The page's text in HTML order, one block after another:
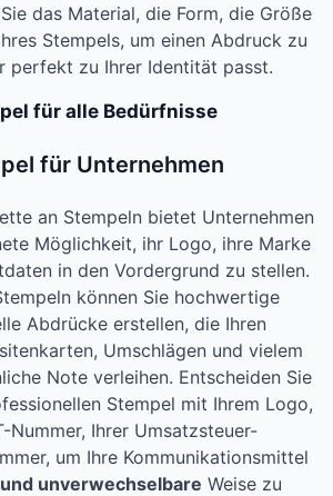
das Material, die Form, die Größe
Stempels, um einen Abdruck zu
perfekt zu Ihrer Identität passt.
für alle Bedürfnisse
für Unternehmen
an Stempeln bietet Unternehmen
Möglichkeit, ihr Logo, ihre Marke
in den Vordergrund zu stellen.
können Sie hochwertige
Abdrücke erstellen, die Ihren
Umschlägen und vielem
Note verleihen. Entscheiden Sie
Stempel mit Ihrem Logo,
Nummer, Ihrer Umsatzsteuer-
um Ihre Kommunikationsmittel
unverwechselbare Weise zu